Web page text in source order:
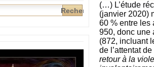
(…) L’étude
(janvier 2020)
60 % entre les
950, donc une
(872, incluant
de l’attentat
retour à la